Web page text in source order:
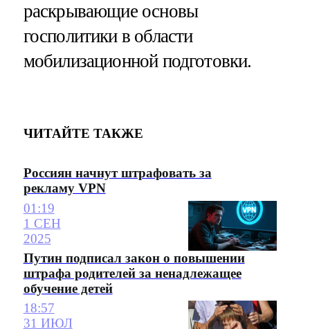
раскрывающие основы
госполитики в области
мобилизационной подготовки.
ЧИТАЙТЕ ТАКЖЕ
Россиян начнут штрафовать за
рекламу VPN
01:19
1 СЕН
2025
Путин подписал закон о повышении
штрафа родителей за ненадлежащее
обучение детей
18:57
31 ИЮЛ